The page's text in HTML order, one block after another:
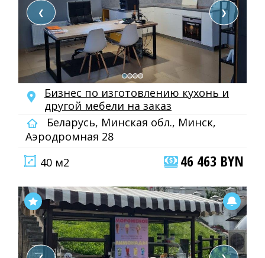
❮ ❯
Бизнес по изготовлению кухонь и
другой мебели на заказ
Беларусь, Минская обл., Минск,
Аэродромная 28
40 м2
46 463 BYN